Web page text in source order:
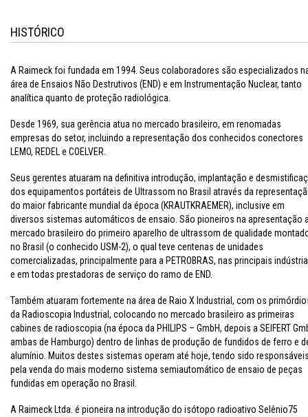
HISTÓRICO
A Raimeck foi fundada em 1994. Seus colaboradores são especializados
área de Ensaios Não Destrutivos (END) e em Instrumentação Nuclear, tanto
analítica quanto de proteção radiológica.
Desde 1969, sua gerência atua no mercado brasileiro, em renomadas
empresas do setor, incluindo a representação dos conhecidos conectores
LEMO, REDEL e COELVER.
Seus gerentes atuaram na definitiva introdução, implantação e
dos equipamentos portáteis de Ultrassom no Brasil através da
do maior fabricante mundial da época (KRAUTKRAEMER), inclusive em
diversos sistemas automáticos de ensaio. São pioneiros na apresentação
mercado brasileiro do primeiro aparelho de ultrassom de qualidade
no Brasil (o conhecido USM-2), o qual teve centenas de unidades
comercializadas, principalmente para a PETROBRAS, nas principais
e em todas prestadoras de serviço do ramo de END.
Também atuaram fortemente na área de Raio X Industrial, com os
da Radioscopia Industrial, colocando no mercado brasileiro as primeiras
cabines de radioscopia (na época da PHILIPS – GmbH, depois a SEIFERT
ambas de Hamburgo) dentro de linhas de produção de fundidos de ferro e
alumínio. Muitos destes sistemas operam até hoje, tendo sido
pela venda do mais moderno sistema semiautomático de ensaio de peças
fundidas em operação no Brasil.
A Raimeck Ltda. é pioneira na introdução do isótopo radioativo Selênio75